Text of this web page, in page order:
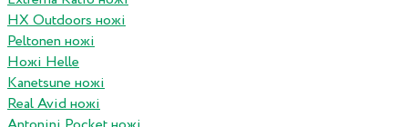
HX Outdoors ножі
Peltonen ножі
Ножі Helle
Kanetsune ножі
Real Avid ножі